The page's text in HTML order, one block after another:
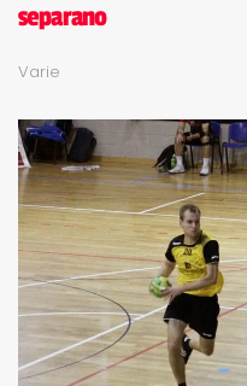
separano
Varie